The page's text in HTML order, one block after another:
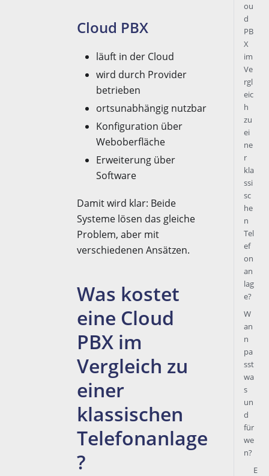
Cloud PBX
läuft in der Cloud
wird durch Provider
betrieben
ortsunabhängig nutzbar
Konfiguration über
Weboberfläche
Erweiterung über
Software
Damit wird klar: Beide
Systeme lösen das gleiche
Problem, aber mit
verschiedenen Ansätzen.
Was kostet
eine Cloud
PBX im
Vergleich zu
einer
klassischen
Telefonanlage
?
ou
d
PB
X
im
Ve
rgl
eic
h
zu
ei
ne
r
kla
ssi
sc
he
n
Tel
ef
on
an
lag
e?
W
an
n
pa
sst
wa
s
un
d
für
we
n?
E